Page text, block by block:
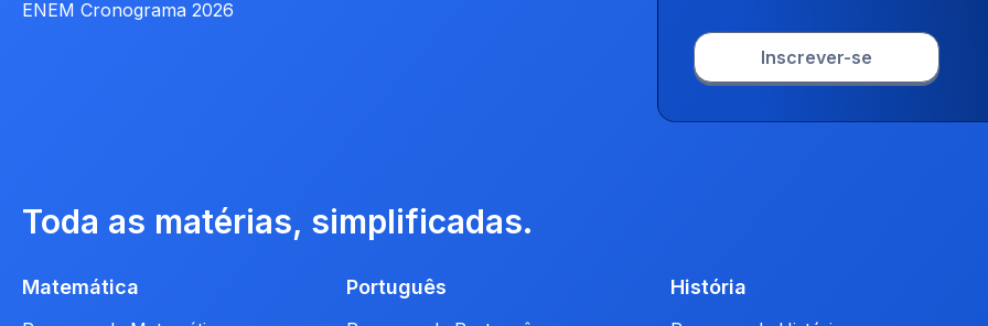
ENEM Cronograma 2026
Inscrever-se
Toda as matérias, simplificadas.
Matemática Português História